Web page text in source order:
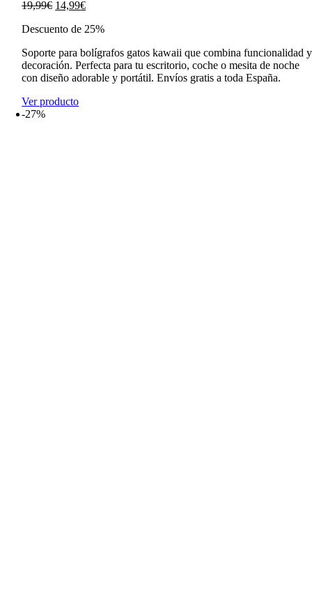
19,99€ El
original
19,99€.
14,99€El
actual
14,99€.
Descuento de 25%
Soporte para bolígrafos gatos kawaii que combina funcionalidad y
decoración. Perfecta para tu escritorio, coche o mesita de noche
con diseño adorable y portátil. Envíos gratis a toda España.
Ver producto
-27%